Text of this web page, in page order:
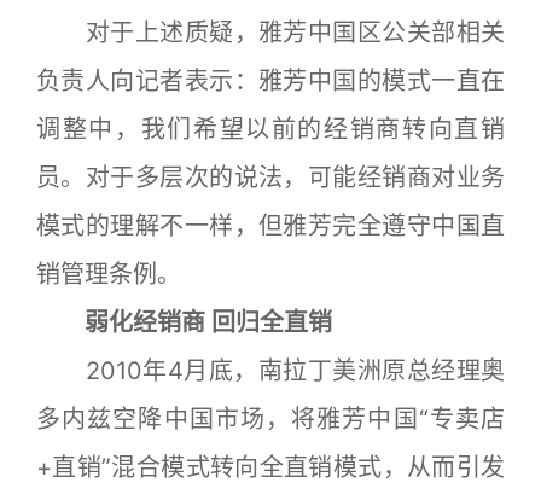
对于上述质疑，雅芳中国区公关部相关
负责人向记者表示：雅芳中国的模式一直在
调整中，我们希望以前的经销商转向直销
员。对于多层次的说法，可能经销商对业务
模式的理解不一样，但雅芳完全遵守中国直
销管理条例。
弱化经销商 回归全直销
2010年4月底，南拉丁美洲原总经理奥
多内兹空降中国市场，将雅芳中国“专卖店
+直销”混合模式转向全直销模式，从而引发